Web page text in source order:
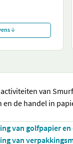
activiteiten van
en de handel in
van golfpapier
van